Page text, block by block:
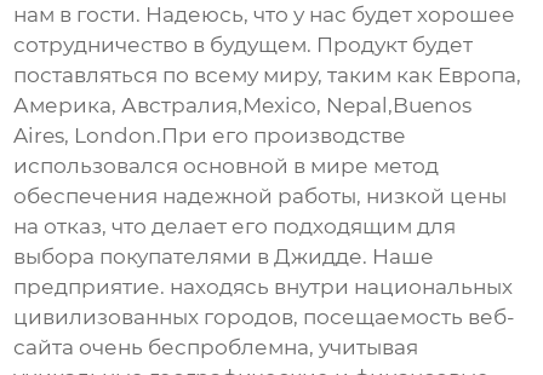
нам в гости. Надеюсь, что у нас будет хорошее
сотрудничество в будущем. Продукт будет
поставляться по всему миру, таким как Европа,
Америка, Австралия,Mexico, Nepal,Buenos
Aires, London.При его производстве
использовался основной в мире метод
обеспечения надежной работы, низкой цены
на отказ, что делает его подходящим для
выбора покупателями в Джидде. Наше
предприятие. находясь внутри национальных
цивилизованных городов, посещаемость веб-
сайта очень беспроблемна, учитывая